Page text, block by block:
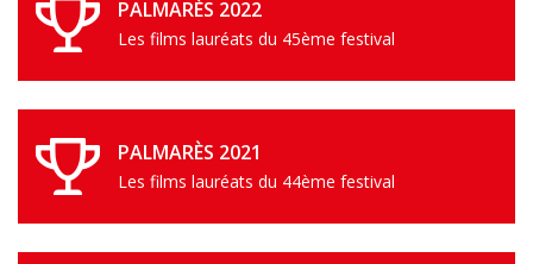
PALMARÈS 2022
Les films lauréats du 45ème festival
PALMARÈS 2021
Les films lauréats du 44ème festival